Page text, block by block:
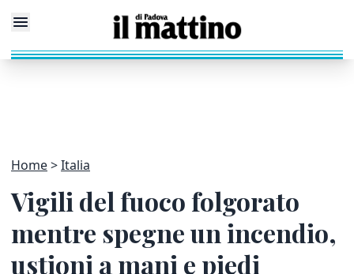
Home Italia
Vigili del fuoco folgorato
mentre spegne un incendio,
ustioni a mani e piedi